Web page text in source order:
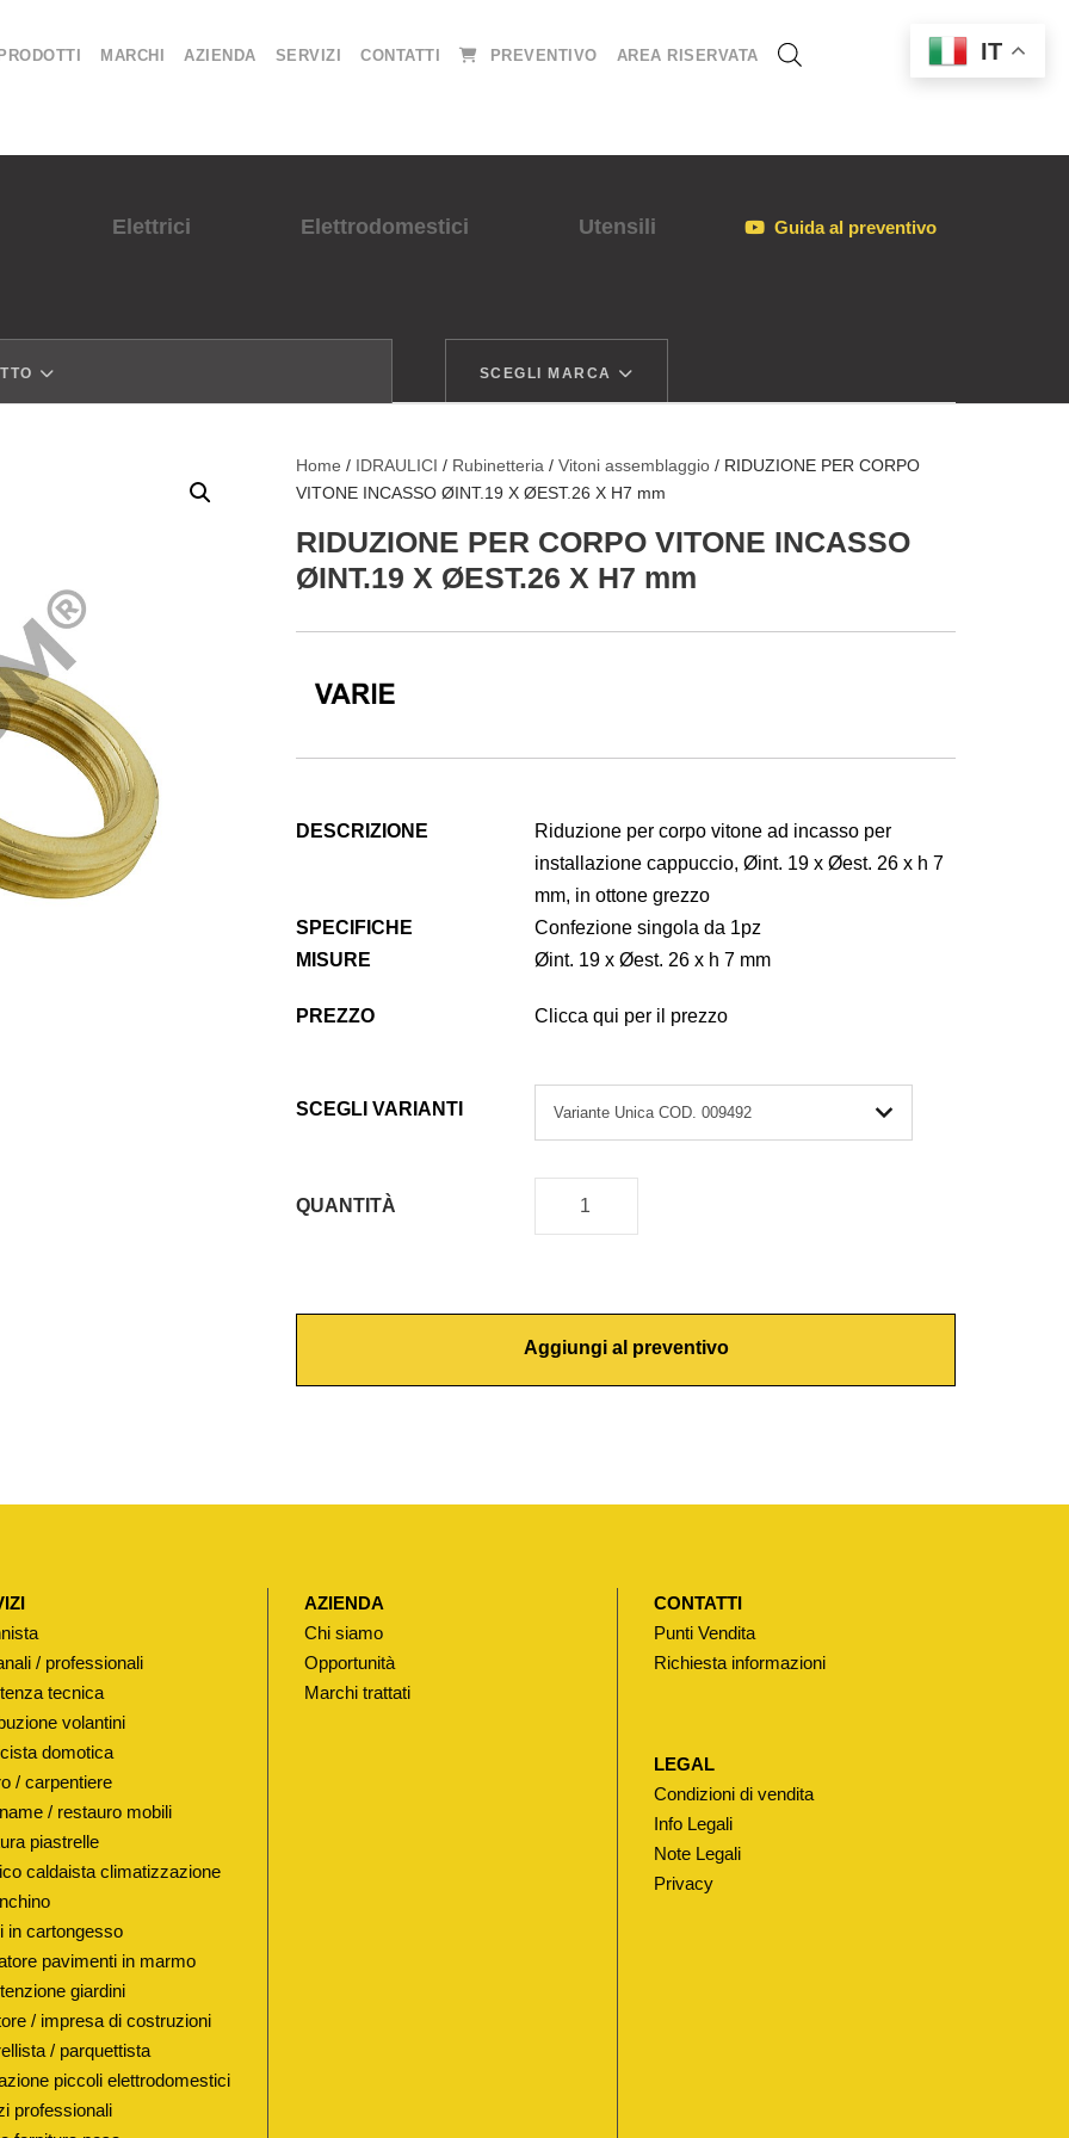
PRODOTTI MARCHI AZIENDA SERVIZI CONTATTI PREVENTIVO AREA RISERVATA
Elettrici Elettrodomestici Utensili Guida al preventivo
SCEGLI MARCA
Home / IDRAULICI / Rubinetteria /Vitoni assemblaggio / RIDUZIONE PER CORPO
VITONE INCASSO ØINT.19 X ØEST.26 X H7 mm
RIDUZIONE PER CORPO VITONE INCASSO
ØINT.19 X ØEST.26 X H7 mm
DESCRIZIONE
Riduzione per corpo vitone ad incasso per
installazione cappuccio, Øint. 19 x Øest. 26 x h 7
mm, in ottone grezzo
SPECIFICHE
Confezione singola da 1pz
MISURE
Øint. 19 x Øest. 26 x h 7 mm
PREZZO Clicca qui per il prezzo
SCEGLI VARIANTI
QUANTITÀ
R
U
I
P
C
O
R
P
Aggiungi al preventivo
/ professionali
tecnica
volantini
domotica
/ carpentiere
/ restauro mobili
piastrelle
caldaista climatizzazione
in cartongesso
pavimenti in marmo
giardini
/ impresa di costruzioni
/ parquettista
piccoli elettrodomestici
professionali
AZIENDA
Chi siamo
Opportunità
Marchi trattati
CONTATTI
Punti Vendita
Richiesta informazioni
LEGAL
Condizioni di vendita
Info Legali
Note Legali
Privacy
IT